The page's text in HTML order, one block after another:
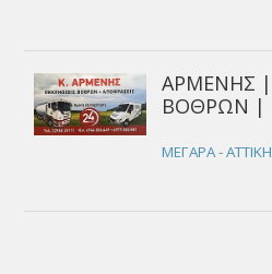
ΑΡΜΕΝΗΣ |
ΒΟΘΡΩΝ |
ΜΕΓΑΡΑ -